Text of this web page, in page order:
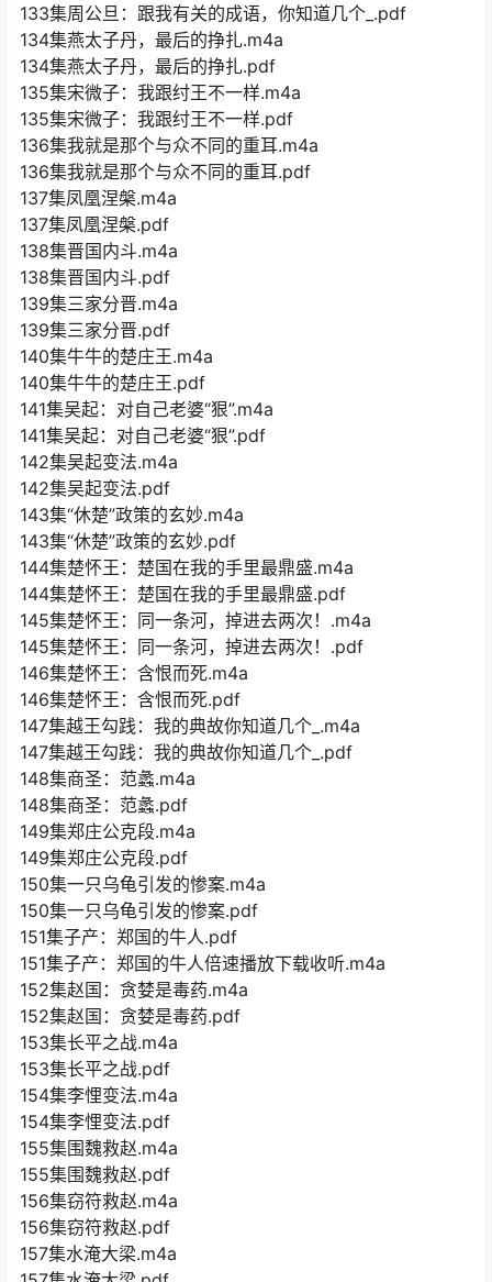
133集周公旦：跟我有关的成语，你知道几个_.pdf
134集燕太子丹，最后的挣扎.m4a
134集燕太子丹，最后的挣扎.pdf
135集宋微子：我跟纣王不一样.m4a
135集宋微子：我跟纣王不一样.pdf
136集我就是那个与众不同的重耳.m4a
136集我就是那个与众不同的重耳.pdf
137集凤凰涅槃.m4a
137集凤凰涅槃.pdf
138集晋国内斗.m4a
138集晋国内斗.pdf
139集三家分晋.m4a
139集三家分晋.pdf
140集牛牛的楚庄王.m4a
140集牛牛的楚庄王.pdf
141集吴起：对自己老婆“狠”.m4a
141集吴起：对自己老婆“狠”.pdf
142集吴起变法.m4a
142集吴起变法.pdf
143集“休楚”政策的玄妙.m4a
143集“休楚”政策的玄妙.pdf
144集楚怀王：楚国在我的手里最鼎盛.m4a
144集楚怀王：楚国在我的手里最鼎盛.pdf
145集楚怀王：同一条河，掉进去两次！.m4a
145集楚怀王：同一条河，掉进去两次！.pdf
146集楚怀王：含恨而死.m4a
146集楚怀王：含恨而死.pdf
147集越王勾践：我的典故你知道几个_.m4a
147集越王勾践：我的典故你知道几个_.pdf
148集商圣：范蠡.m4a
148集商圣：范蠡.pdf
149集郑庄公克段.m4a
149集郑庄公克段.pdf
150集一只乌龟引发的惨案.m4a
150集一只乌龟引发的惨案.pdf
151集子产：郑国的牛人.pdf
151集子产：郑国的牛人倍速播放下载收听.m4a
152集赵国：贪婪是毒药.m4a
152集赵国：贪婪是毒药.pdf
153集长平之战.m4a
153集长平之战.pdf
154集李悝变法.m4a
154集李悝变法.pdf
155集围魏救赵.m4a
155集围魏救赵.pdf
156集窃符救赵.m4a
156集窃符救赵.pdf
157集水淹大梁.m4a